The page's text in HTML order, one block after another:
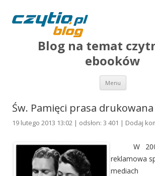
Blog na temat
ebooków
Menu Przejdź
Św. Pamięci prasa drukowana
19 lutego 2013 13:02 | odsłon: 3 401 | Dodaj
W
reklamowa
mediach